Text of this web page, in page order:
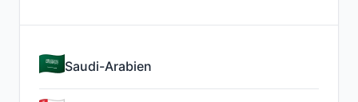
Saudi-Arabien